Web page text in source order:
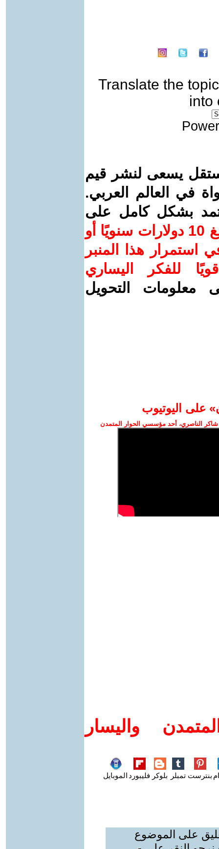
Translate the topic
into
يسعى لنشر قيم
في العالم العربي.
بشكل كامل على
ساهم/ي معنا! بدعمكم بمبلغ 10 دولارات سنويًا أو
استمرار هذا المنبر
للفكر اليساري
معلومات التحويل
على اليوتيوب
الناصري، أحد مؤسسي الحوار المتمدن
واليسار
بنترست تمبلر بلوكر فليبورد الموبايل
على الموضوع